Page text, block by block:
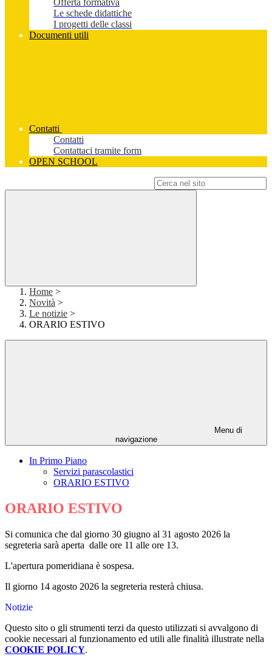
Offerta formativa
Le schede didattiche
I progetti delle classi
Documenti utili
Contatti
Contatti
Contattaci tramite form
OPEN SCHOOL
Home >
Novità >
Le notizie >
ORARIO ESTIVO
Menu di
navigazione
In Primo Piano
Servizi parascolastici
ORARIO ESTIVO
ORARIO ESTIVO
Si comunica che dal giorno 30 giugno al 31 agosto 2026 la
segreteria sarà aperta dalle ore 11 alle ore 13.
L'apertura pomeridiana è sospesa.
Il giorno 14 agosto 2026 la segreteria resterà chiusa.
Notizie
Questo sito o gli strumenti terzi da questo utilizzati si avvalgono di
cookie necessari al funzionamento ed utili alle finalità illustrate nella
COOKIE POLICY.